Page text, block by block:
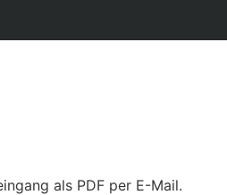
als PDF per E-Mail.